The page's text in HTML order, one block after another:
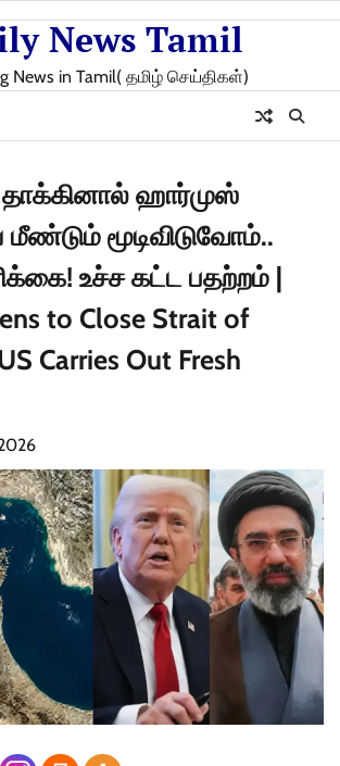
News Tamil
News in Tamil( தமிழ் செய்திகள்)
ஹார்முஸ்
மூடிவிடுவோம்..
உச்ச கட்ட பதற்றம் |
to Close Strait of
Carries Out Fresh